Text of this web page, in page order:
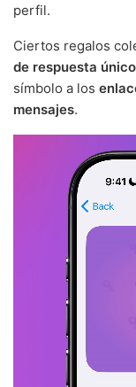
perfil.
Ciertos regalos
de respuesta
símbolo a los
mensajes.